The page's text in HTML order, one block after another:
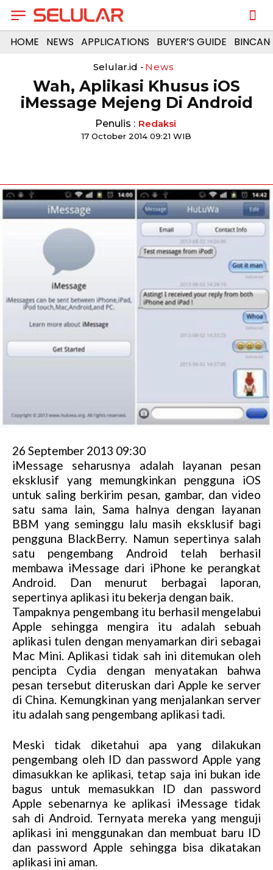
HOME NEWS APPLICATIONS BUYER’S GUIDE
Selular.id - News
Wah, Aplikasi Khusus iOS
iMessage Mejeng Di Android
Penulis : Redaksi
17 October 2014 09:21 WIB
26 September 2013 09:30
iMessage seharusnya adalah layanan pesan
eksklusif yang memungkinkan pengguna iOS
untuk saling berkirim pesan, gambar, dan video
satu sama lain, Sama halnya dengan layanan
BBM yang seminggu lalu masih eksklusif bagi
pengguna BlackBerry. Namun sepertinya salah
satu pengembang Android telah berhasil
membawa iMessage dari iPhone ke perangkat
Android. Dan menurut berbagai laporan,
sepertinya aplikasi itu bekerja dengan baik.
Tampaknya pengembang itu berhasil mengelabui
Apple sehingga mengira itu adalah sebuah
aplikasi tulen dengan menyamarkan diri sebagai
Mac Mini. Aplikasi tidak sah ini ditemukan oleh
pencipta Cydia dengan menyatakan bahwa
pesan tersebut diteruskan dari Apple ke server
di China. Kemungkinan yang menjalankan server
itu adalah sang pengembang aplikasi tadi.
Meski tidak diketahui apa yang dilakukan
pengembang oleh ID dan password Apple yang
dimasukkan ke aplikasi, tetap saja ini bukan ide
bagus untuk memasukkan ID dan password
Apple sebenarnya ke aplikasi iMessage tidak
sah di Android. Ternyata mereka yang menguji
aplikasi ini menggunakan dan membuat baru ID
dan password Apple sehingga bisa dikatakan
aplikasi ini aman.